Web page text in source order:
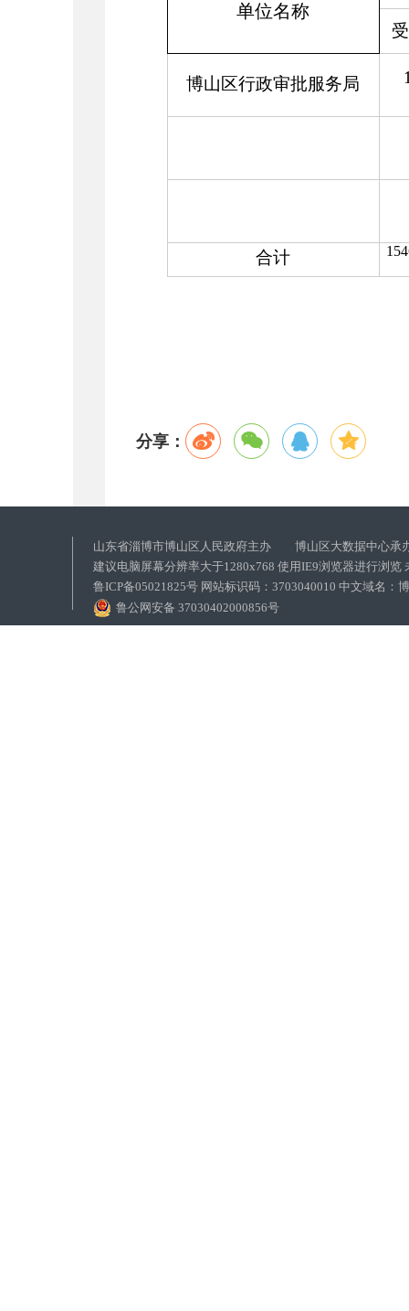
单位名称
博山区行政审批服务局
合计
分享：
山东省淄博市博山区人民政府主办 博山区大数据中心承
建议电脑屏幕分辨率大于1280x768 使用IE9浏览器进行浏览
鲁ICP备05021825号 网站标识码：3703040010 中文域名：
鲁公网安备 37030402000856号